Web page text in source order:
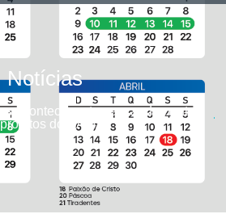
Notícias
acontecimentos e o andamento
do SAMAE